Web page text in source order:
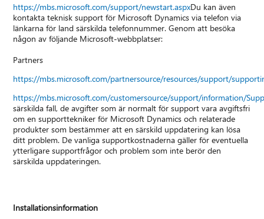
https://mbs.microsoft.com/support/newstart.aspxDu kan även
kontakta teknisk support för Microsoft Dynamics via telefon via
länkarna för land särskilda telefonnummer. Genom att besöka
någon av följande Microsoft-webbplatser:
Partners
https://mbs.microsoft.com/partnersource/resources/support/
https://mbs.microsoft.com/customersource/support/information/
särskilda fall, de avgifter som är normalt för support vara avgiftsfri
om en supporttekniker för Microsoft Dynamics och relaterade
produkter som bestämmer att en särskild uppdatering kan lösa
ditt problem. De vanliga supportkostnaderna gäller för eventuella
ytterligare supportfrågor och problem som inte berör den
särskilda uppdateringen.
Installationsinformation